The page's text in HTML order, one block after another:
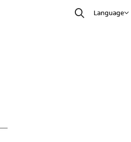
Language